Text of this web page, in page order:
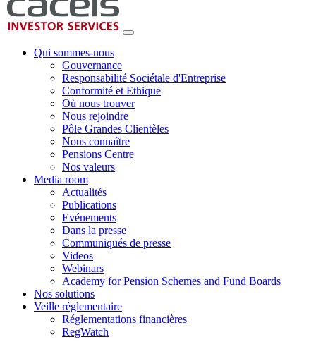
Qui sommes-nous
Gouvernance
Responsabilité Sociétale d'Entreprise
Conformité et Ethique
Où nous trouver
Nous rejoindre
Pôle Grandes Clientèles
Nous connaître
Pensions Centre
Nos valeurs
Media room
Actualités
Publications
Evénements
Dans la presse
Communiqués de presse
Videos
Webinars
Academy for Pension Schemes and Fund Boards
Nos solutions
Veille réglementaire
Réglementations financières
RegWatch